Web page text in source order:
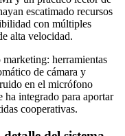
escatimado recursos
con múltiples
alta velocidad.
herramientas
de cámara y
en el micrófono
ha integrado para aportar
cooperativas.